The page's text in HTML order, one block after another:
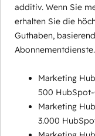
additiv. Wenn Sie
erhalten Sie die
Guthaben,
Abonnementdienste.
Marketing
500
Marketing
3.000